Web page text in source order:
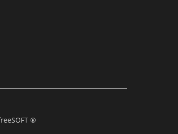
®